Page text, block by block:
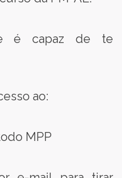
é capaz de te
ao:
MPP